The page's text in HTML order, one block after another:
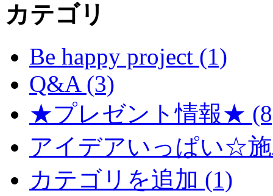
カテゴリ
Be happy project (1)
Q&A (3)
★プレゼント情報★
アイデアいっぱい☆
カテゴリを追加 (1)